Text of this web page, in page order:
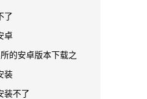
了
卓
的安卓版本下载之
装
装不了